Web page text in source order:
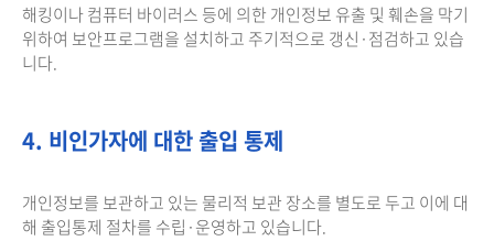
해킹이나 컴퓨터 바이러스 등에 의한 개인정보 유출 및 훼손을 막기
위하여 보안프로그램을 설치하고 주기적으로 갱신·점검하고 있습
니다.
4. 비인가자에 대한 출입 통제
개인정보를 보관하고 있는 물리적 보관 장소를 별도로 두고 이에 대
해 출입통제 절차를 수립·운영하고 있습니다.